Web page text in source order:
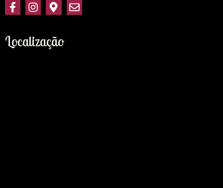
Localização